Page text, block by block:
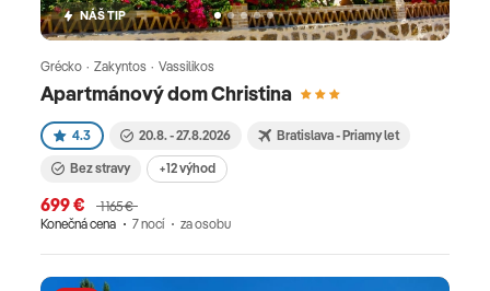
NÁŠ TIP
Apartmánový dom Christina
Grécko · Zakyntos · Vassilikos
4.3 20.8. - 27.8.2026 Bratislava - Priamy let
Bez stravy +12 výhod
699 €
1 165 €
Konečná cena
7 nocí za osobu